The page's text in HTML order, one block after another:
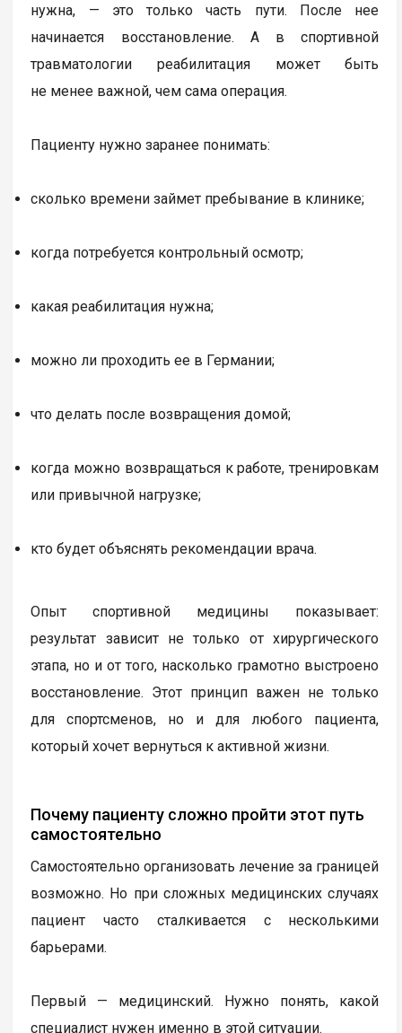
нужна, — это только часть пути. После нее
начинается восстановление. А в спортивной
травматологии реабилитация может быть
не менее важной, чем сама операция.
Пациенту нужно заранее понимать:
сколько времени займет пребывание в клинике;
когда потребуется контрольный осмотр;
какая реабилитация нужна;
можно ли проходить ее в Германии;
что делать после возвращения домой;
когда можно возвращаться к работе, тренировкам
или привычной нагрузке;
кто будет объяснять рекомендации врача.
Опыт спортивной медицины показывает:
результат зависит не только от хирургического
этапа, но и от того, насколько грамотно выстроено
восстановление. Этот принцип важен не только
для спортсменов, но и для любого пациента,
который хочет вернуться к активной жизни.
Почему пациенту сложно пройти этот путь
самостоятельно
Самостоятельно организовать лечение за границей
возможно. Но при сложных медицинских случаях
пациент часто сталкивается с несколькими
барьерами.
Первый — медицинский. Нужно понять, какой
специалист нужен именно в этой ситуации.